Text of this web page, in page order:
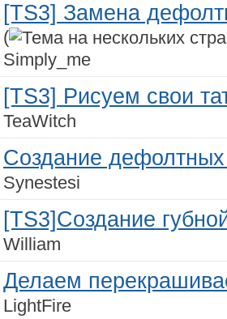
[TS3] Замена
(
Simply_me
[TS3] Рисуем свои
TeaWitch
Создание
Synestesi
[TS3]Создание
William
Делаем
LightFire